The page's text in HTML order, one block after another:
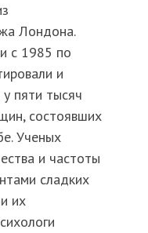
Лондона.
с 1985 по
и
пяти тысяч
состоявших
Ученых
и частоты
сладких
их